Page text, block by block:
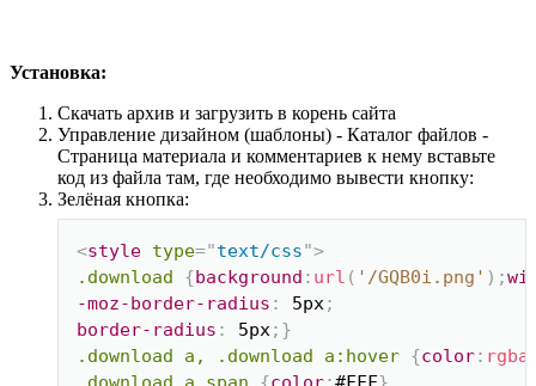
Установка:
Скачать архив и загрузить в корень сайта
Управление дизайном (шаблоны) - Каталог файлов -
Страница материала и комментариев к нему вставьте
код из файла там, где необходимо вывести кнопку:
Зелёная кнопка:
<style type="text/css">
.download
{background : url ( '/GQB0i.png' ) ;
-moz-border-radius : 5px;
border-radius : 5px; }
.download a, .download a:hover
{color: rgba